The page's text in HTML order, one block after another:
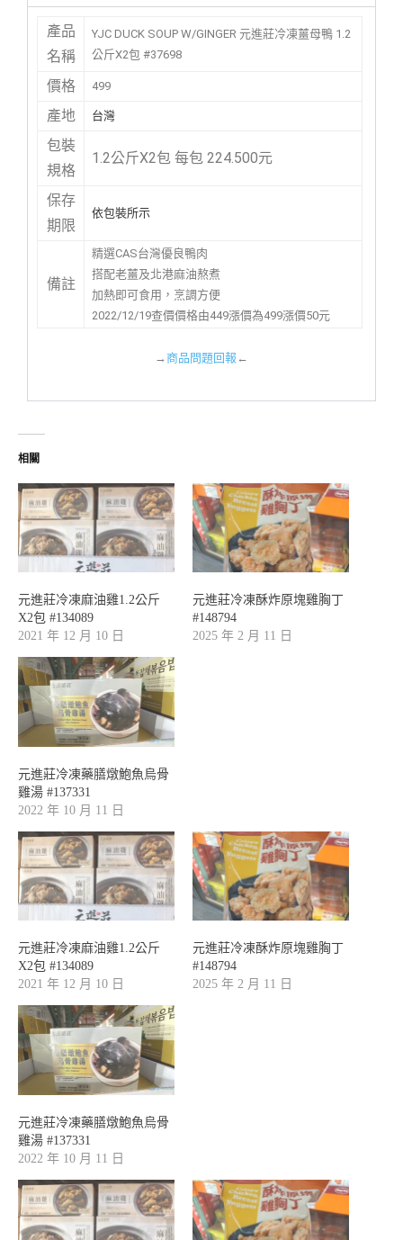
產品
名稱
YJC DUCK SOUP W/GINGER 元進莊冷凍薑母鴨 1.2
公斤X2包 #37698
價格 499
產地 台灣
包裝
規格
1.2公斤X2包 每包 224.500元
保存
期限
依包裝所示
備註
精選CAS台灣優良鴨肉
搭配老薑及北港麻油熬煮
加熱即可食用，烹調方便
2022/12/19查價價格由449漲價為499漲價50元
→ 商品問題回報 ←
相關
元進莊冷凍麻油雞1.2公斤
X2包 #134089
2021 年 12 月 10 日
元進莊冷凍酥炸原塊雞胸丁
#148794
2025 年 2 月 11 日
元進莊冷凍藥膳燉鮑魚烏骨
雞湯 #137331
2022 年 10 月 11 日
元進莊冷凍麻油雞1.2公斤
X2包 #134089
2021 年 12 月 10 日
元進莊冷凍酥炸原塊雞胸丁
#148794
2025 年 2 月 11 日
元進莊冷凍藥膳燉鮑魚烏骨
雞湯 #137331
2022 年 10 月 11 日